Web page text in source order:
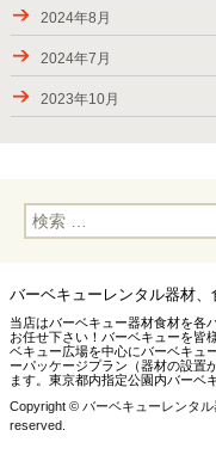
2023年GW後半のお届け
新たなお届け先・下矢切ス
2023年4月15日までのお届
最近のお届け（8月後半か
2022年8月前半のお届け
2024年8月
2024年7月
2023年10月
2023年5月
2022年10月
2022年8月
2022年6月
2022年5月
検
索:
バーベキューレンタル器材
当店はバーベキュー器材食材を各
お任せ下さい！バーベキューを皆
ベキュー広場を中心にバーベキュ
ーパッケージプラン（器材の設置
ます。東京都内指定公園内バーベ
Copyright © バーベキューレンタ
reserved.